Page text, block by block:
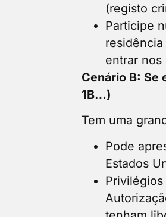
(registo
Participe
entrar nos
Cenário B: Se
1B…)
Tem uma
Pode
Estados